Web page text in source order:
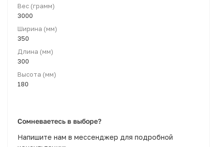
Вес (грамм)
3000
Ширина (мм)
350
Длина (мм)
300
Высота (мм)
180
Сомневаетесь в выборе?
Напишите нам в мессенджер для подробной